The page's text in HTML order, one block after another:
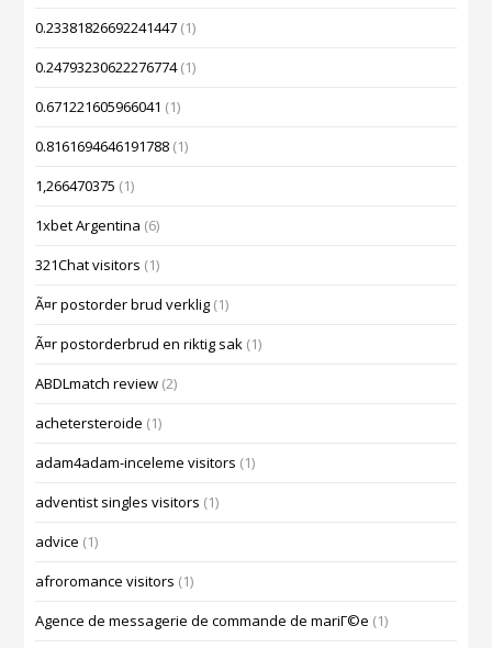
0.23381826692241447 (1)
0.24793230622276774(1)
0.671221605966041 (1)
0.8161694646191788 (1)
1,266470375 (1)
1xbet Argentina (6)
321Chat visitors (1)
Ã¤r postorder brud verklig (1)
Ã¤r postorderbrud en riktig sak (1)
ABDLmatch review (2)
achetersteroide (1)
adam4adam-inceleme visitors (1)
adventist singles visitors (1)
advice (1)
afroromance visitors (1)
Agence de messagerie de commande de mariГ©e (1)